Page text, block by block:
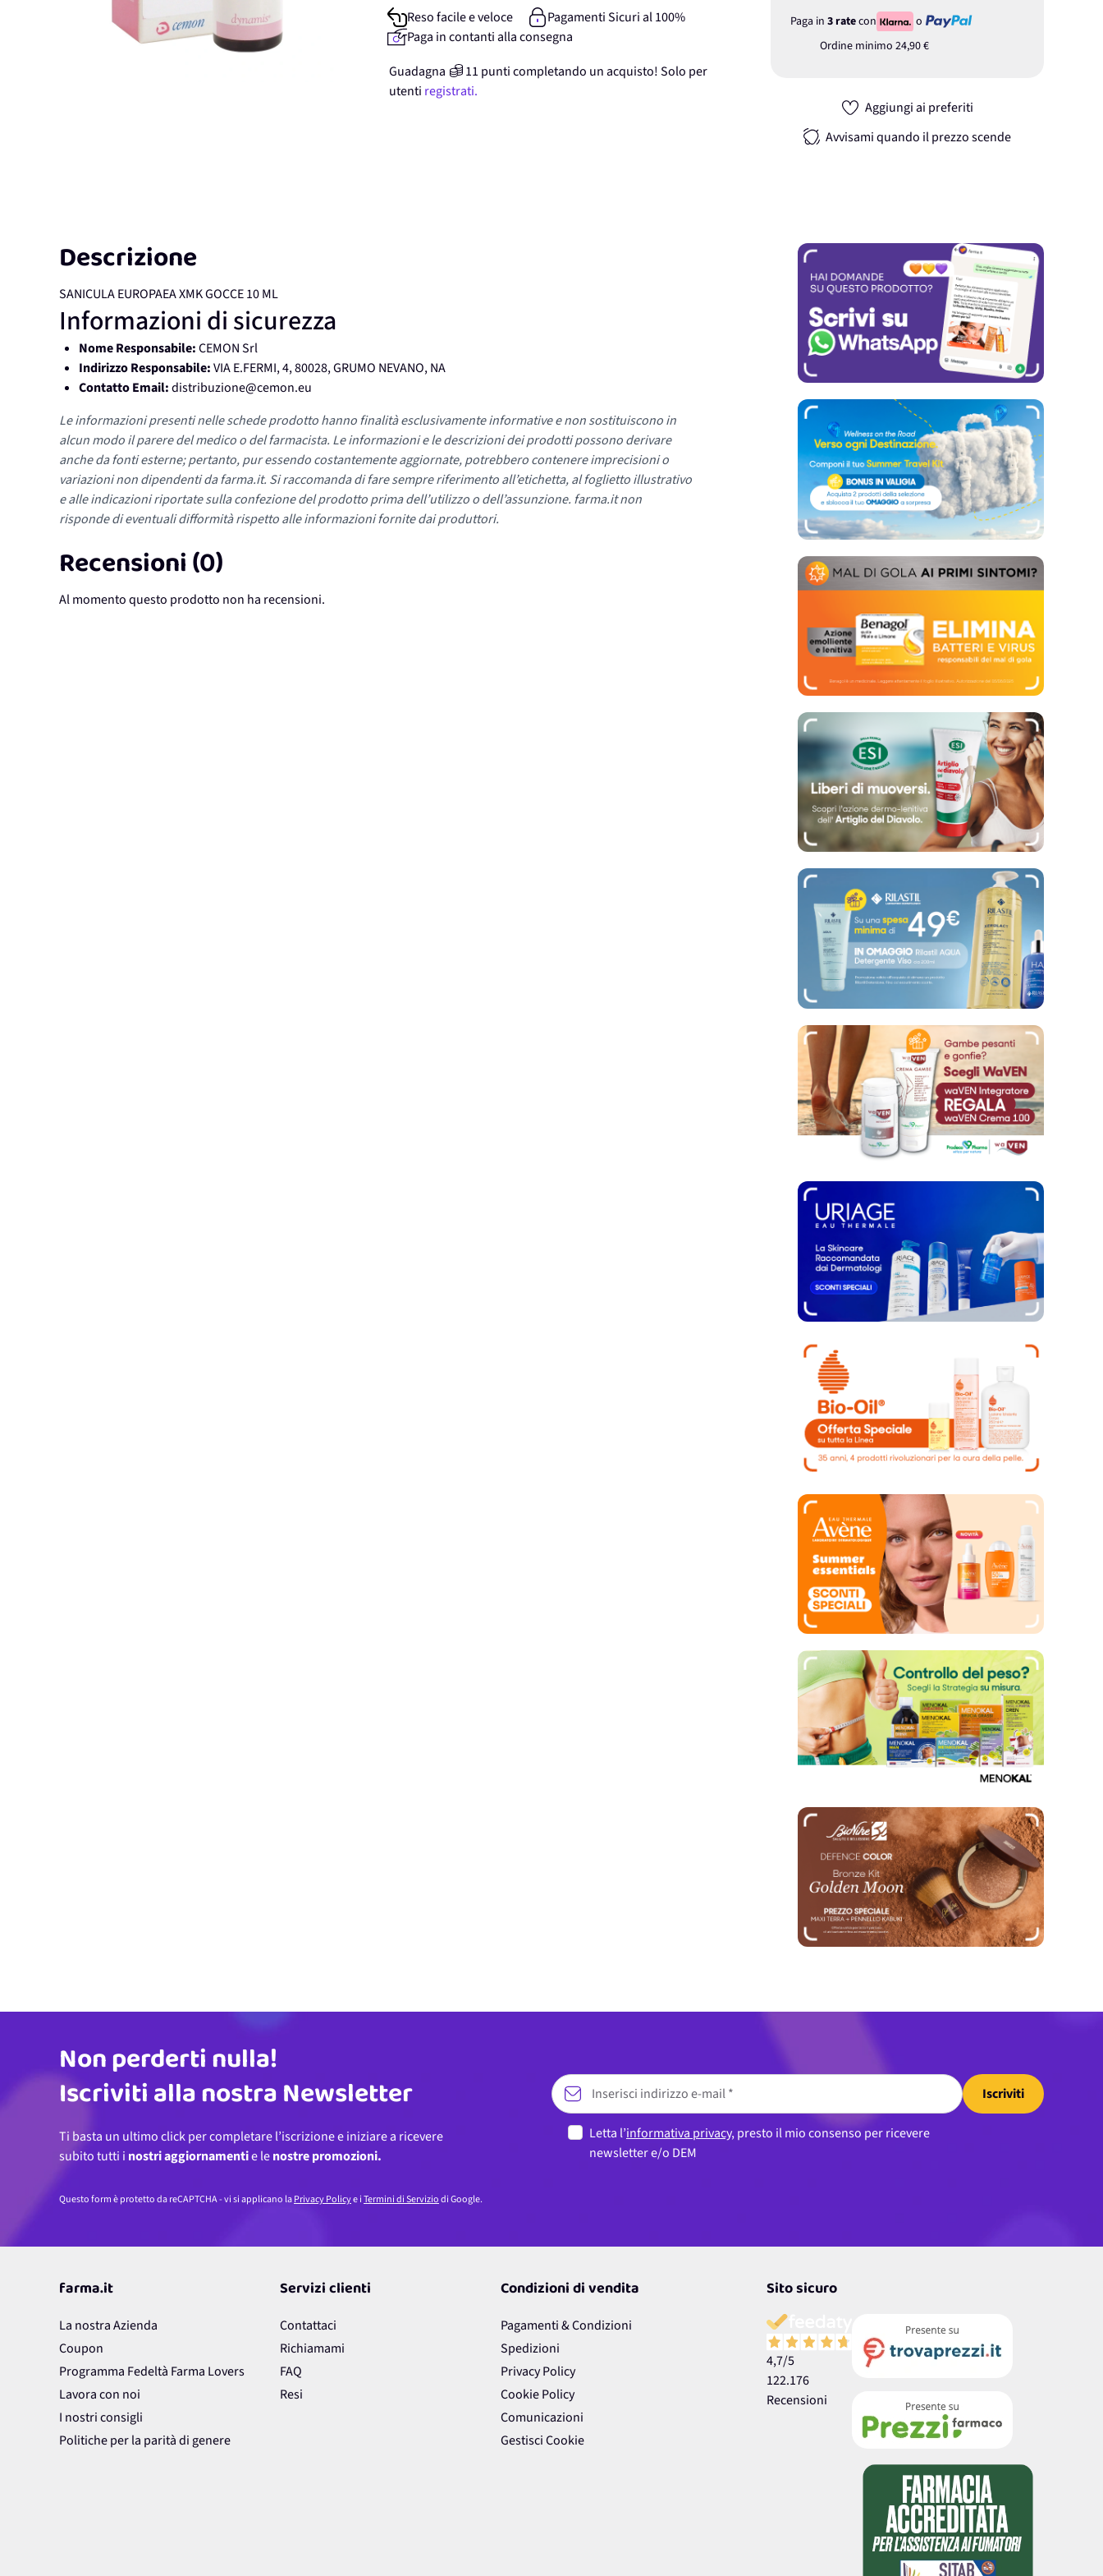
Paga in 3 ratecon
o
Ordine minimo 24,90 €
Aggiungi ai preferiti
Avvisami quando il prezzo scende
Reso facile e veloce
Pagamenti Sicuri al 100%
Paga in contanti alla consegna
Guadagna
11 punticompletando un acquisto! Solo per
utenti registrati.
Descrizione
SANICULA EUROPAEA XMK GOCCE 10 ML
Informazioni di sicurezza
Nome Responsabile:CEMON Srl
Indirizzo Responsabile:VIA E.FERMI, 4, 80028, GRUMO NEVANO, NA
Contatto Email:distribuzione@cemon.eu
Le informazioni presenti nelle schede prodotto hanno finalità esclusivamente informative e non sostituiscono in
alcun modo il parere del medico o del farmacista. Le informazioni e le descrizioni dei prodotti possono derivare
anche da fonti esterne; pertanto, pur essendo costantemente aggiornate, potrebbero contenere imprecisioni o
variazioni non dipendenti da farma.it. Si raccomanda di fare sempre riferimento all’etichetta, al foglietto illustrativo
e alle indicazioni riportate sulla confezione del prodotto prima dell’utilizzo o dell’assunzione. farma.it non
risponde di eventuali difformità rispetto alle informazioni fornite dai produttori.
Recensioni (0)
Al momento questo prodotto non ha recensioni.
Indirizzo email
Non perderti nulla!
Iscriviti alla nostra Newsletter
Ti basta un ultimo click per completare l’iscrizione e iniziare a ricevere
subito tutti i nostri aggiornamentie lenostre promozioni.
Iscriviti
Letta l’informativa privacy, presto il mio consenso per ricevere
newsletter e/o DEM
Questo form è protetto da reCAPTCHA - vi si applicano laPrivacy Policye iTermini di Serviziodi Google.
farma.it
La nostra Azienda
Coupon
Programma Fedeltà Farma Lovers
Lavora con noi
I nostri consigli
Politiche per la parità di genere
Servizi clienti
Contattaci
Richiamami
FAQ
Resi
Condizioni di vendita
Pagamenti & Condizioni
Spedizioni
Privacy Policy
Cookie Policy
Comunicazioni
Gestisci Cookie
Sito sicuro
4,7/5
122.176
Recensioni